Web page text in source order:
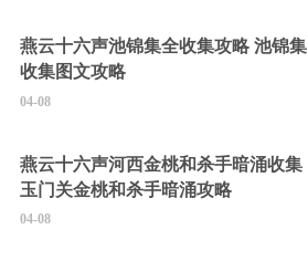
燕云十六声池锦集全收集攻略 池锦集
收集图文攻略
04-08
燕云十六声河西金桃和杀手暗涌收集
玉门关金桃和杀手暗涌攻略
04-08